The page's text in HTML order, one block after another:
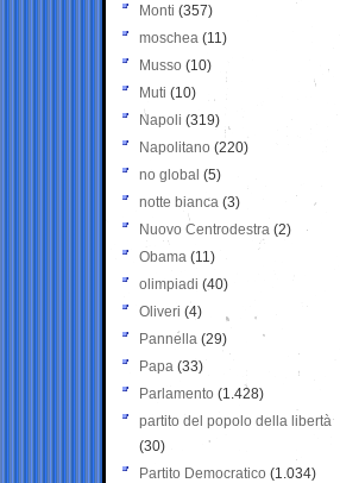
Monti (357)
moschea (11)
Musso (10)
Muti (10)
Napoli (319)
Napolitano (220)
no global (5)
notte bianca (3)
Nuovo Centrodestra (2)
Obama (11)
olimpiadi (40)
Oliveri (4)
Pannella (29)
Papa (33)
Parlamento (1.428)
partito del popolo della libertà
(30)
Partito Democratico (1.034)